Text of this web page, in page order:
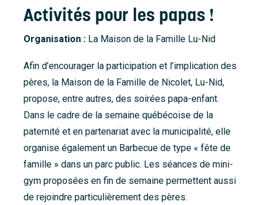
À propos
Activités pour les papas !
Organisation : La Maison de la Famille Lu-Nid
Afin d’encourager la participation et l’implication des
pères, la Maison de la Famille de Nicolet, Lu-Nid,
propose, entre autres, des soirées papa-enfant.
Dans le cadre de la semaine québécoise de la
paternité et en partenariat avec la municipalité, elle
organise également un Barbecue de type « fête de
famille » dans un parc public. Les séances de mini-
gym proposées en fin de semaine permettent aussi
de rejoindre particulièrement des pères.